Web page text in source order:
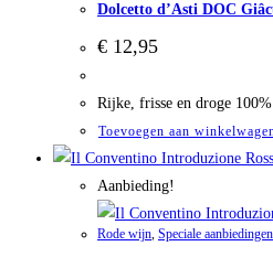
Dolcetto d’Asti DOC
€ 12,95
Rijke, frisse en droge
Toevoegen aan
Aanbieding!
Rode wijn, Speciale aanbiedingen